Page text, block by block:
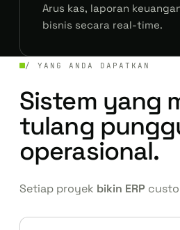
Arus kas, laporan
bisnis secara real-time.
/ YANG ANDA DAPATKAN
Sistem yang
tulang
operasional.
Setiap proyek bikin ERP